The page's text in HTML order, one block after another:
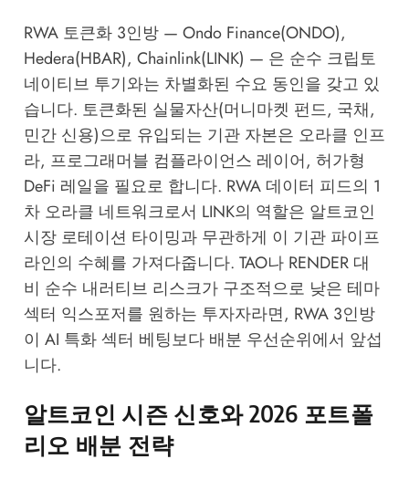
RWA 토큰화 3인방 — Ondo Finance(ONDO),
Hedera(HBAR), Chainlink(LINK) — 은 순수 크립토
네이티브 투기와는 차별화된 수요 동인을 갖고 있
습니다. 토큰화된 실물자산(머니마켓 펀드, 국채,
민간 신용)으로 유입되는 기관 자본은 오라클 인프
라, 프로그래머블 컴플라이언스 레이어, 허가형
DeFi 레일을 필요로 합니다. RWA 데이터 피드의 1
차 오라클 네트워크로서 LINK의 역할은 알트코인
시장 로테이션 타이밍과 무관하게 이 기관 파이프
라인의 수혜를 가져다줍니다. TAO나 RENDER 대
비 순수 내러티브 리스크가 구조적으로 낮은 테마
섹터 익스포저를 원하는 투자자라면, RWA 3인방
이 AI 특화 섹터 베팅보다 배분 우선순위에서 앞섭
니다.
알트코인 시즌 신호와 2026 포트폴
리오 배분 전략